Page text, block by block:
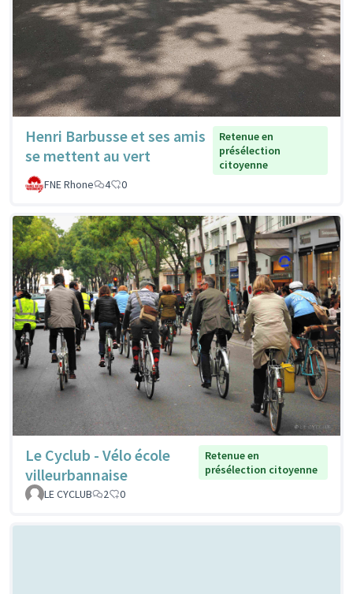
Henri Barbusse et ses amis
se mettent au vert
Retenue en
présélection
citoyenne
FNE Rhone
4 0
Le Cyclub - Vélo école
villeurbannaise
Retenue en
présélection citoyenne
LE CYCLUB
2 0